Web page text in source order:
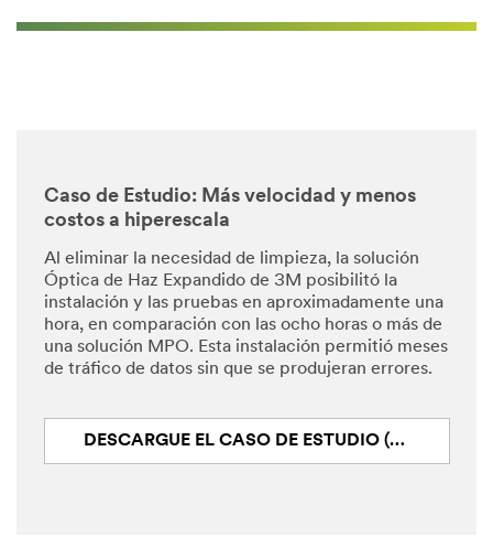
Caso de Estudio: Más velocidad y menos
costos a hiperescala
Al eliminar la necesidad de limpieza, la solución
Óptica de Haz Expandido de 3M posibilitó la
instalación y las pruebas en aproximadamente una
hora, en comparación con las ocho horas o más de
una solución MPO. Esta instalación permitió meses
de tráfico de datos sin que se produjeran errores.
DESCARGUE EL CASO DE ESTUDIO (PDF EN INGLÉS, 926.39 KB)